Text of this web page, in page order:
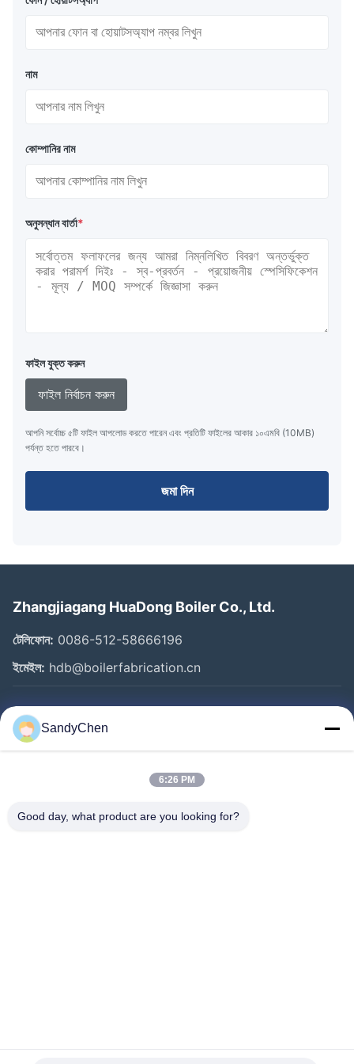
নাম
কোম্পানির নাম
অনুসন্ধান বার্তা*
ফাইল যুক্ত করুন
ফাইল নির্বাচন করুন
আপনি সর্বোচ্চ ৫টি ফাইল আপলোড করতে পারেন এবং প্রতিটি ফাইলের আকার ১০এমবি (10MB)
পর্যন্ত হতে পারবে।
জমা দিন
Zhangjiagang HuaDong Boiler Co., Ltd.
টেলিফোন: 0086-512-58666196
ইমেইল: hdb@boilerfabrication.cn
গুরুত্বপূর্ণ সংযোগ
বাড়ি
ভিডিও
SandyChen
6:26 PM
Good day, what product are you looking for?